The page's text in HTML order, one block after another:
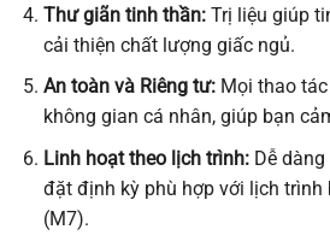
Thư giãn tinh thần:Trị liệu giúp
cải thiện chất lượng giấc ngủ.
An toàn và Riêng tư:Mọi thao tác
không gian cá nhân, giúp bạn
Linh hoạt theo lịch trình:Dễ dàng
đặt định kỳ phù hợp với lịch trình
(M7).